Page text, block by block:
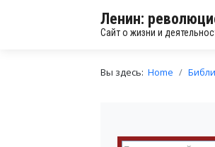
Ленин:
Сайт о жизни и
Вы здесь: Home